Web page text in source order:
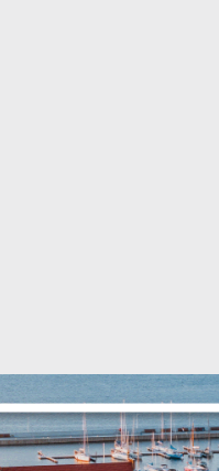
ustawienia cookies lub
możesz dokonać